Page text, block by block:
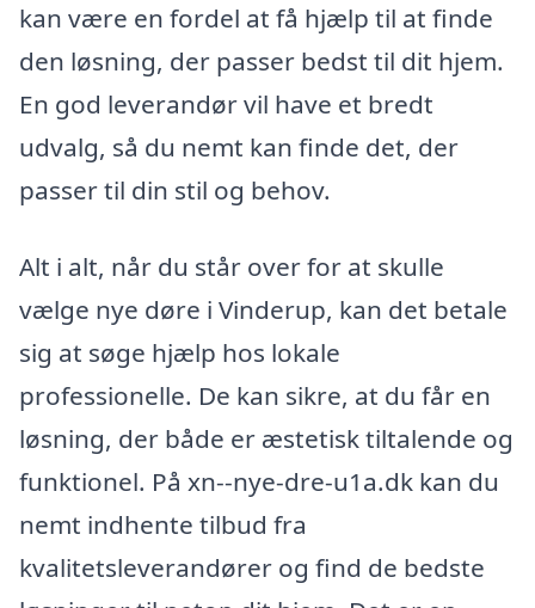
kan være en fordel at få hjælp til at finde
den løsning, der passer bedst til dit hjem.
En god leverandør vil have et bredt
udvalg, så du nemt kan finde det, der
passer til din stil og behov.
Alt i alt, når du står over for at skulle
vælge nye døre i Vinderup, kan det betale
sig at søge hjælp hos lokale
professionelle. De kan sikre, at du får en
løsning, der både er æstetisk tiltalende og
funktionel. På xn--nye-dre-u1a.dk kan du
nemt indhente tilbud fra
kvalitetsleverandører og find de bedste